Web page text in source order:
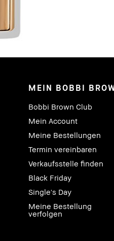
MEIN BOBBI
Bobbi Brown Club
Mein Account
Meine Bestellungen
Termin vereinbaren
Verkaufsstelle finden
Black Friday
Single's Day
Meine Bestellung
verfolgen